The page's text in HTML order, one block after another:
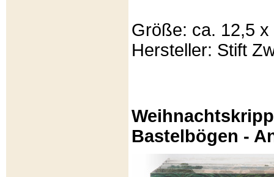
Größe: ca. 12,5 x
Hersteller: Stift
Bastelbögen -